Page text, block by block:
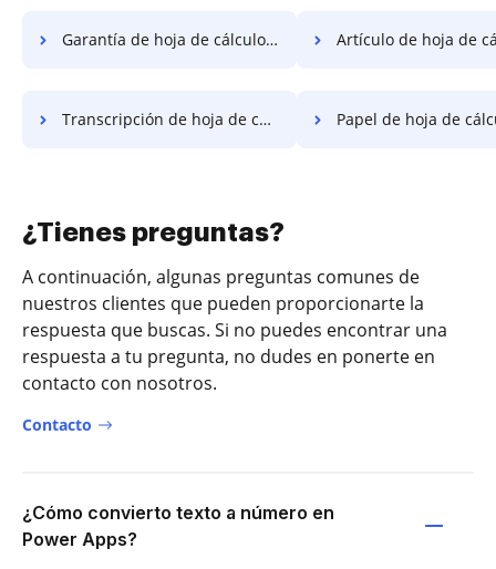
Garantía de hoja de cálculo rellenable Artículo de hoja de cálculo
Transcripción de hoja de cálculo rellenable Papel de hoja de cálculo
¿Tienes preguntas?
A continuación, algunas preguntas comunes de
nuestros clientes que pueden proporcionarte la
respuesta que buscas. Si no puedes encontrar una
respuesta a tu pregunta, no dudes en ponerte en
contacto con nosotros.
Contacto
¿Cómo convierto texto a número en
Power Apps?